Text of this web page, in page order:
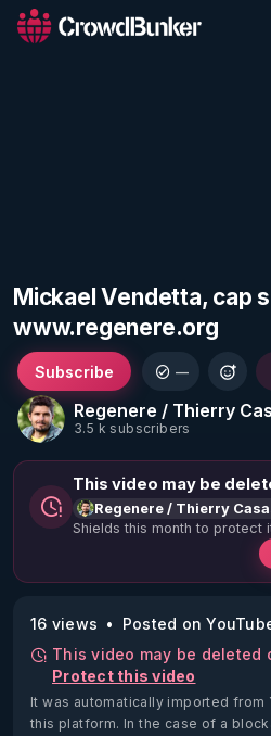
Mickael Vendetta, cap
www.regenere.org
Regenere / Thierry
3.5 k subscribers
Subscribe —
This video may be
Regenere / Thierry
Shields this month to protect
16 views
Posted on
This video may be deleted
Protect this video
It was automatically imported from
this platform. In the case of a